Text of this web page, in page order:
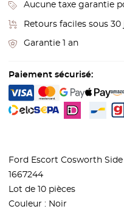
Aucune taxe garantie
Retours faciles sous
Garantie 1 an
Paiement sécurisé:
Ford Escort Cosworth
1667244
Lot de 10 pièces
Couleur : Noir